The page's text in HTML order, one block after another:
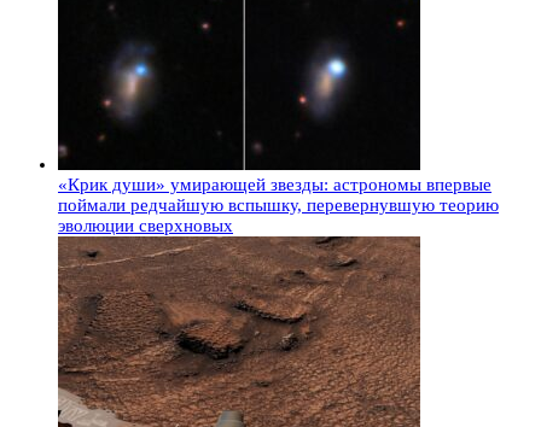
«Крик души» умирающей звезды: астрономы впервые
поймали редчайшую вспышку, перевернувшую теорию
эволюции сверхновых